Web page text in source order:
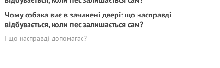
Чому собака виє в зачинені двері: що насправді
відбувається, коли пес залишається сам?
І що насправді допомагає?